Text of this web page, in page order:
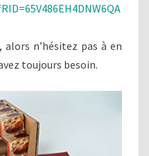
alors n’hésitez pas à en
toujours besoin.